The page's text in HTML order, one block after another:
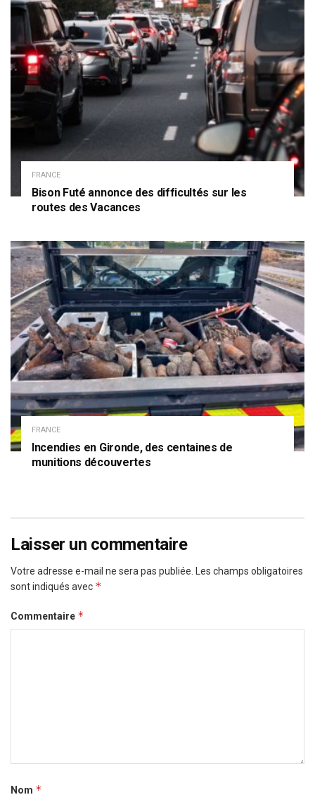
FRANCE
Bison Futé annonce des difficultés sur les
routes des Vacances
FRANCE
Incendies en Gironde, des centaines de
munitions découvertes
Laisser un commentaire
Votre adresse e-mail ne sera pas publiée.
Les champs obligatoires
sont indiqués avec *
Commentaire *
Nom *